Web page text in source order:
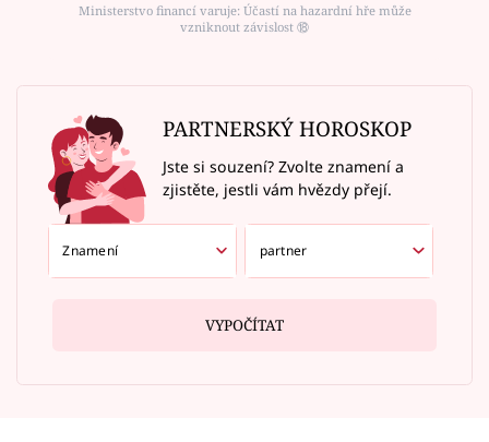
Ministerstvo financí varuje: Účastí na hazardní hře může
vzniknout závislost ⑱
PARTNERSKÝ HOROSKOP
Jste si souzení? Zvolte znamení a
zjistěte, jestli vám hvězdy přejí.
VYPOČÍTAT